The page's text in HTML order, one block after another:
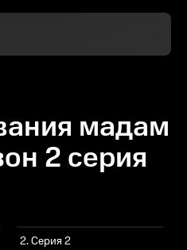
мадам
2 серия
2. Серия 2